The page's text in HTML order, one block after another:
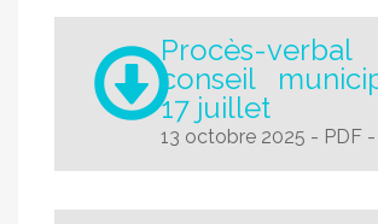
Procès-
conseil
17 juillet
13 octobre 2025 - PDF -